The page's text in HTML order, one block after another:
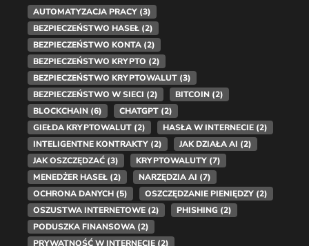
AUTOMATYZACJA PRACY (3)
BEZPIECZEŃSTWO HASEŁ (2)
BEZPIECZEŃSTWO KONTA (2)
BEZPIECZEŃSTWO KRYPTO (2)
BEZPIECZEŃSTWO KRYPTOWALUT (3)
BEZPIECZEŃSTWO W SIECI (2) BITCOIN (2)
BLOCKCHAIN (6) CHATGPT (2)
GIEŁDA KRYPTOWALUT (2) HASŁA W INTERNECIE (2)
INTELIGENTNE KONTRAKTY (2) JAK DZIAŁA AI (2)
JAK OSZCZĘDZAĆ (3) KRYPTOWALUTY (7)
MENEDŻER HASEŁ (2) NARZĘDZIA AI (7)
OCHRONA DANYCH (5) OSZCZĘDZANIE PIENIĘDZY (2)
OSZUSTWA INTERNETOWE (2) PHISHING (2)
PODUSZKA FINANSOWA (2)
PRYWATNOŚĆ W INTERNECIE (2)